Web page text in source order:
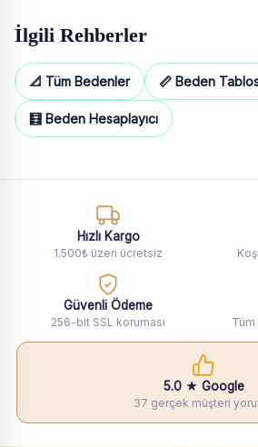
İlgili Rehberler
📐 Tüm Bedenler 📏 Beden
🧮 Beden Hesaplayıcı
Hızlı Kargo
1.500₺ üzeri ücretsiz
Güvenli Ödeme
256-bit SSL koruması Tüm
5.0 ★ Google
37 gerçek müşteri